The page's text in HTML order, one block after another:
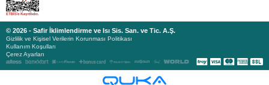
© 2026 - Safir İklimlendirme ve Isı Sis. San. ve Tic. A.Ş.
Gizlilik ve Kişisel Verilerin Korunması Politikası
Kullanım Koşulları
Çerez Ayarları